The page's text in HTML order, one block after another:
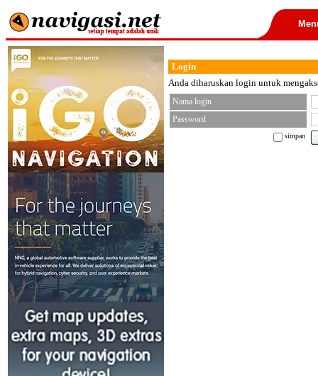
Login
Anda diharuskan login untuk
Nama login
Password
simpan